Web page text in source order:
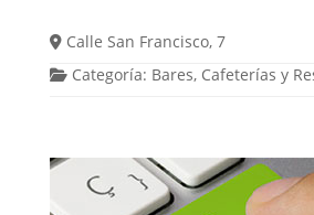
Calle San Francisco, 7
Categoría: Bares, Cafeterías y